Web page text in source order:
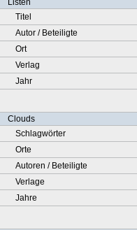
Listen
Titel
Autor / Beteiligte
Ort
Verlag
Jahr
Clouds
Schlagwörter
Orte
Autoren / Beteiligte
Verlage
Jahre